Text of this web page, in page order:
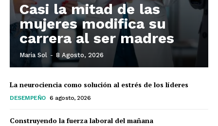
Casi la mitad de las
mujeres modifica su
carrera al ser madres
Maria Sol - 8 Agosto, 2026
La neurociencia como solución al estrés de los líderes
DESEMPEÑO 6 agosto, 2026
Construyendo la fuerza laboral del mañana